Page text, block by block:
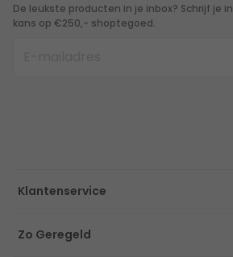
De leukste producten in je inbox? Schrijf je
kans op €250,- shoptegoed.
Klantenservice
Zo Geregeld